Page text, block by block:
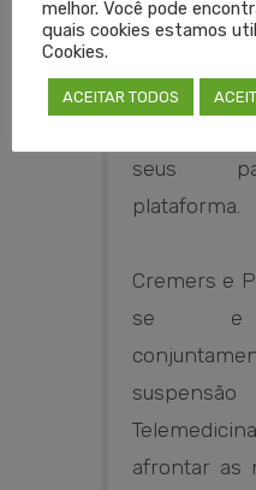
seus
plataforma.
Cremers e
se e
afrontar as
melhor. Você pode
quais cookies estamos
Cookies.
ACEITAR TODOS